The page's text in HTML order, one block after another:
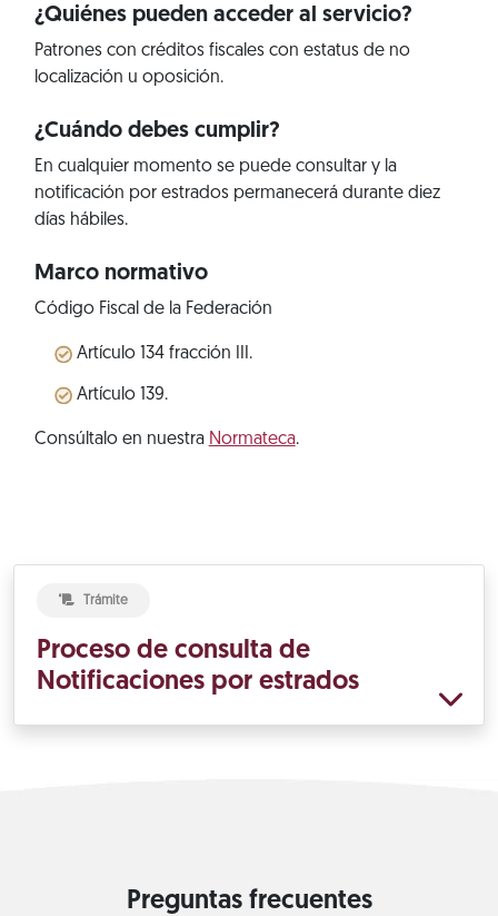
¿Quiénes pueden acceder al servicio?
Patrones con créditos fiscales con estatus de no
localización u oposición.
¿Cuándo debes cumplir?
En cualquier momento se puede consultar y la
notificación por estrados permanecerá durante diez
días hábiles.
Marco normativo
Código Fiscal de la Federación
Artículo 134 fracción III.
Artículo 139.
Consúltalo en nuestra Normateca.
Trámite
Proceso de consulta de
Notificaciones por estrados
Preguntas frecuentes